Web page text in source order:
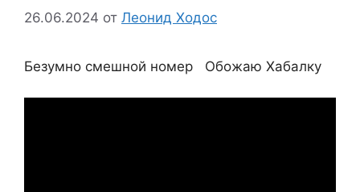
26.06.2024 от Леонид Ходос
Безумно смешной номер Обожаю Хабалку